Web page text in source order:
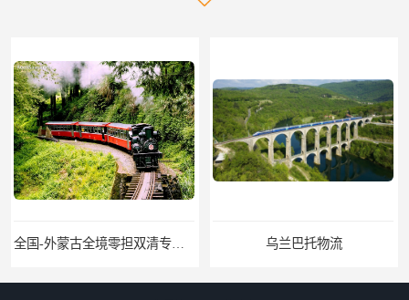
全国-外蒙古全境零担双清专线/外蒙古DDP双清 乌兰巴托物流